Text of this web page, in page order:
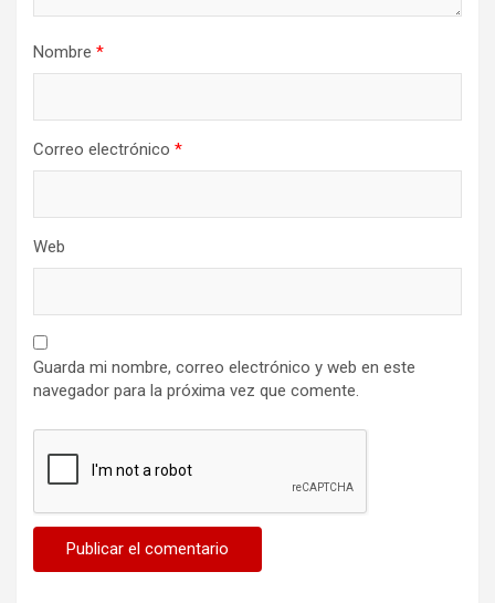
Nombre *
Correo electrónico *
Web
Guarda mi nombre, correo electrónico y web en este
navegador para la próxima vez que comente.